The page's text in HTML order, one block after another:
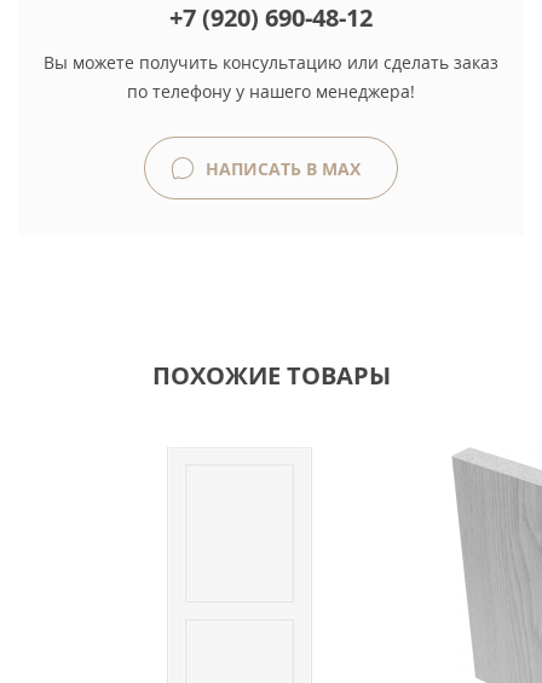
+7 (920) 690-48-12
Вы можете получить консультацию или сделать заказ
по телефону у нашего менеджера!
НАПИСАТЬ В MAX
ПОХОЖИЕ ТОВАРЫ